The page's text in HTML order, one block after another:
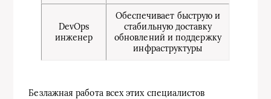
DevOps
инженер
Обеспечивает быструю и
стабильную доставку
обновлений и поддержку
инфраструктуры
Безлажная работа всех этих специалистов